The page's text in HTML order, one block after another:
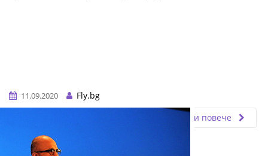
11.09.2020
Fly.bg
Прочети повече